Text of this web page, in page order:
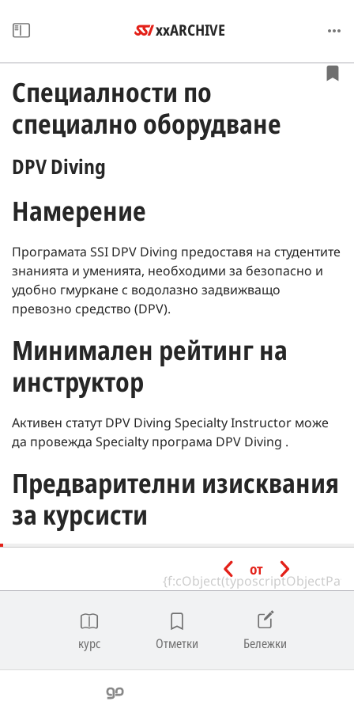
xxARCHIVE
Специалности по
специално оборудване
DPV Diving
Намерение
Програмата SSI DPV Diving предоставя на студентите
знанията и уменията, необходими за безопасно и
удобно гмуркане с водолазно задвижващо
превозно средство (DPV).
Минимален рейтинг на
инструктор
Активен статут DPV Diving Specialty Instructor може
да провежда Specialty програма DPV Diving .
Предварителни изисквания
за курсисти
Имате следните SSI сертификати или
еквивалентни от призната агенция за обучение:
Referral Diver
SSI Referral Divers могат да се запишат в SSI
от
курс Отметки Бележки